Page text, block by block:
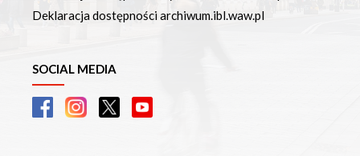
Deklaracja dostępności archiwum.ibl.waw.pl
SOCIAL MEDIA